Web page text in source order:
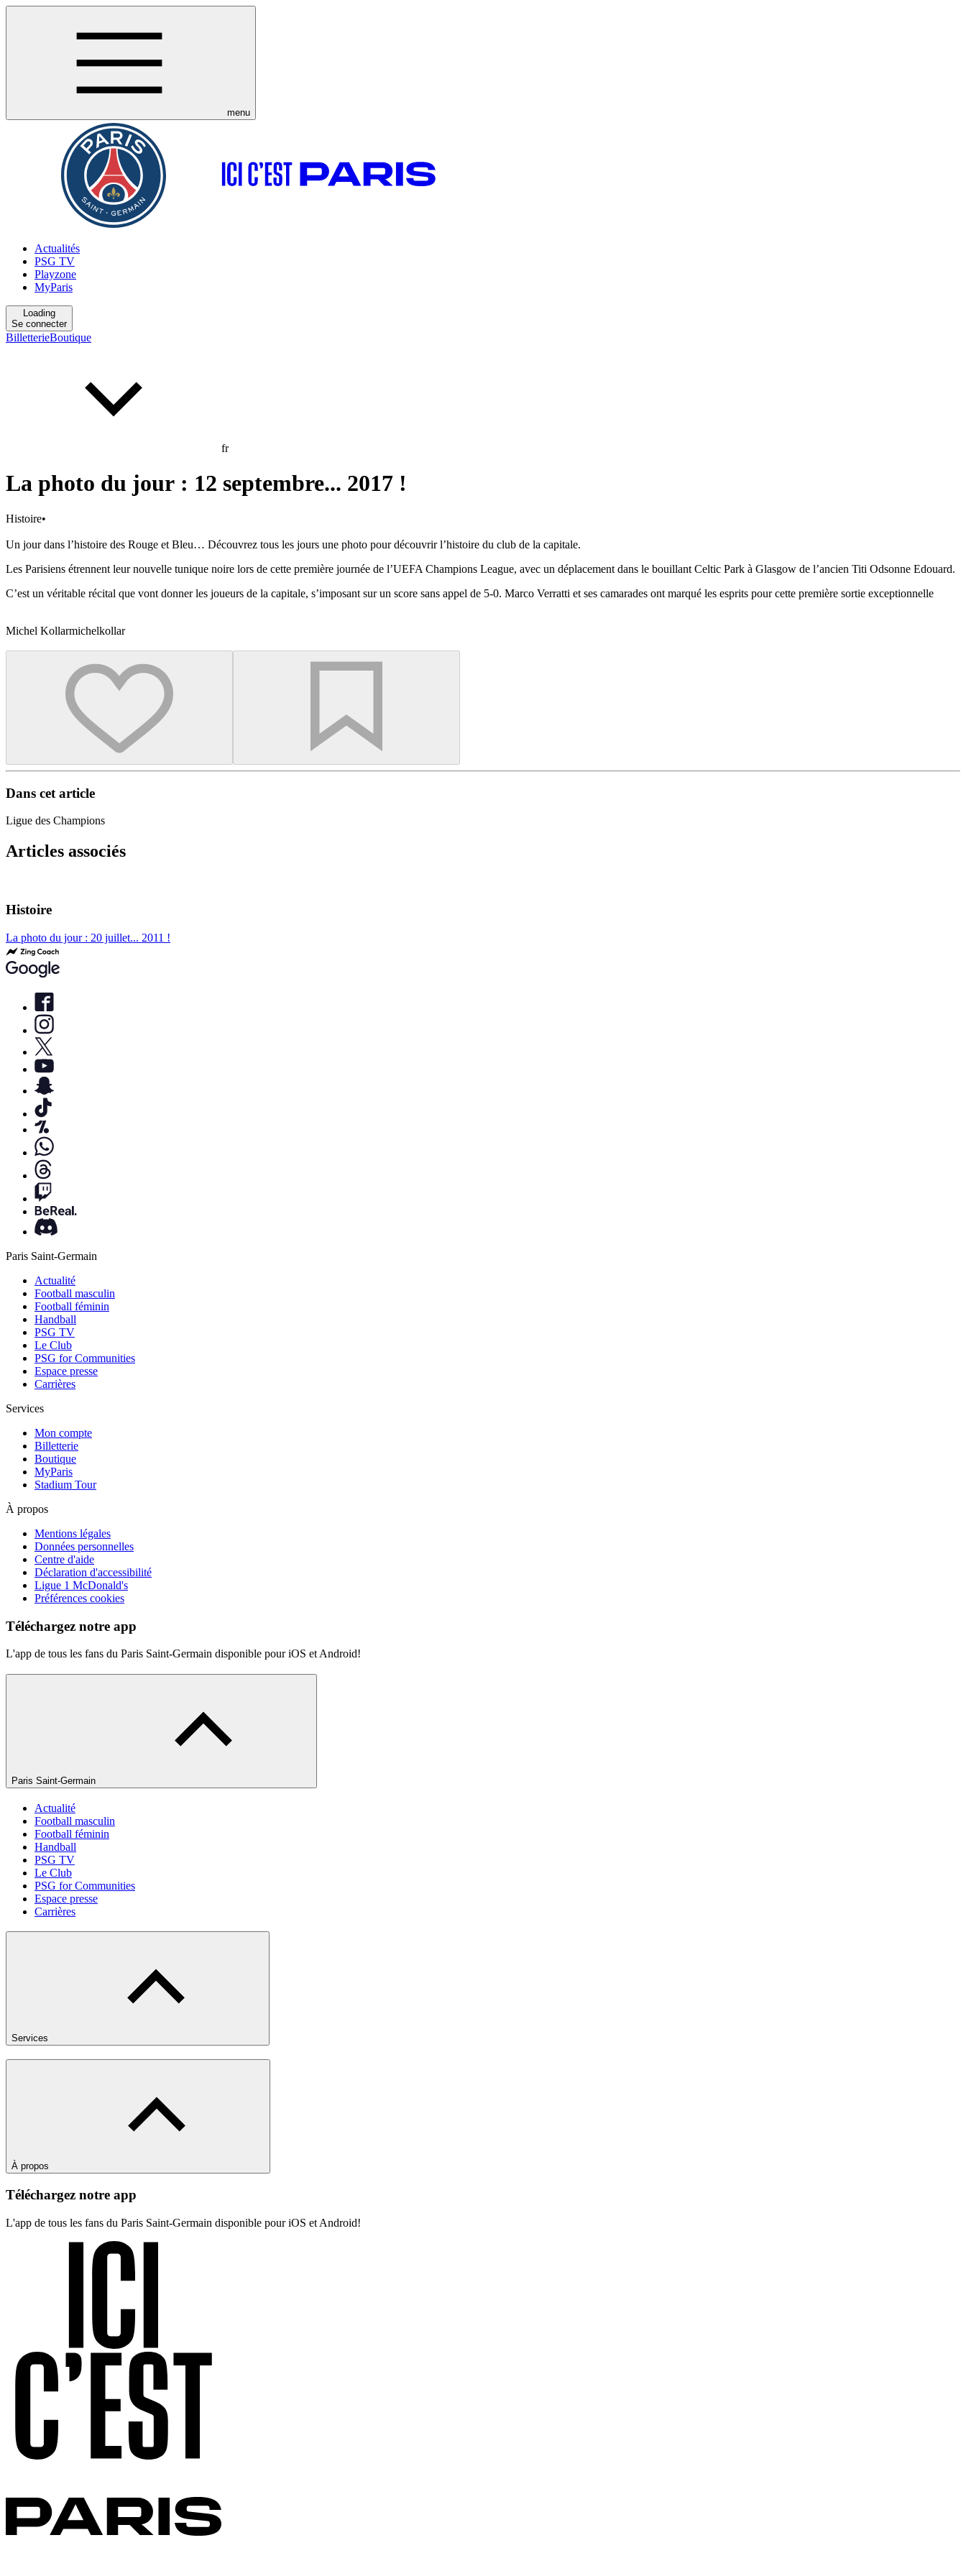
menu
Actualités
PSG TV
Playzone
MyParis
Loading
Se connecter
BilletterieBoutique
fr
La photo du jour : 12 septembre... 2017 !
Histoire•
Un jour dans l’histoire des Rouge et Bleu… Découvrez tous les jours une photo pour découvrir l’histoire du club de la capitale.
Les Parisiens étrennent leur nouvelle tunique noire lors de cette première journée de l’UEFA Champions League, avec un déplacement dans le bouillant Celtic Park à Glasgow de l’ancien Titi Odsonne Edouard.
C’est un véritable récital que vont donner les joueurs de la capitale, s’imposant sur un score sans appel de 5-0. Marco Verratti et ses camarades ont marqué les esprits pour cette première sortie exceptionnelle
Michel Kollarmichelkollar
Dans cet article
Ligue des Champions
Articles associés
Histoire
La photo du jour : 20 juillet... 2011 !
Paris Saint-Germain
Actualité
Football masculin
Football féminin
Handball
PSG TV
Le Club
PSG for Communities
Espace presse
Carrières
Services
Mon compte
Billetterie
Boutique
MyParis
Stadium Tour
À propos
Mentions légales
Données personnelles
Centre d'aide
Déclaration d'accessibilité
Ligue 1 McDonald's
Préférences cookies
Téléchargez notre app
L'app de tous les fans du Paris Saint-Germain disponible pour iOS et Android!
Paris Saint-Germain
Actualité
Football masculin
Football féminin
Handball
PSG TV
Le Club
PSG for Communities
Espace presse
Carrières
Services
À propos
Téléchargez notre app
L'app de tous les fans du Paris Saint-Germain disponible pour iOS et Android!